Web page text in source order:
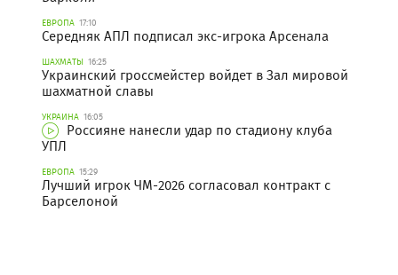
ЕВРОПА 17:10
Середняк АПЛ подписал экс-игрока Арсенала
ШАХМАТЫ 16:25
Украинский гроссмейстер войдет в Зал мировой
шахматной славы
УКРАИНА 16:05
Россияне нанесли удар по стадиону клуба
УПЛ
ЕВРОПА 15:29
Лучший игрок ЧМ-2026 согласовал контракт с
Барселоной